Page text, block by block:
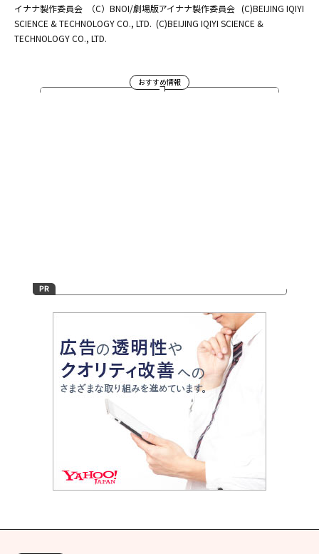
イナナ製作委員会 （C）BNOI/劇場版アイナナ製作委員会 (C)BEIJING IQIYI
SCIENCE & TECHNOLOGY CO., LTD. (C)BEIJING IQIYI SCIENCE &
TECHNOLOGY CO., LTD.
おすすめ情報